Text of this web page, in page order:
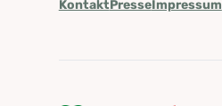
KontaktPresseImpressum